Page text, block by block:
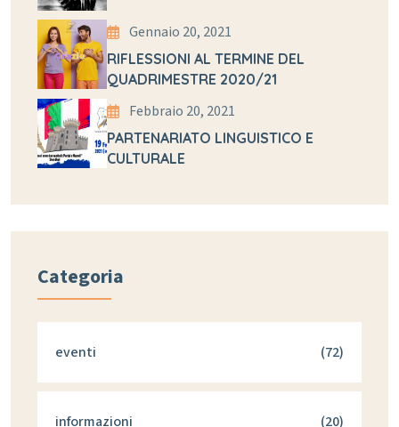
Gennaio 20, 2021
RIFLESSIONI AL TERMINE DEL
QUADRIMESTRE 2020/21
Febbraio 20, 2021
PARTENARIATO LINGUISTICO E
CULTURALE
Categoria
eventi (72)
informazioni (20)